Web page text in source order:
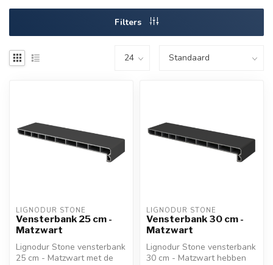
Filters
LIGNODUR STONE
Vensterbank 25 cm -
Matzwart
Lignodur Stone vensterbank
25 cm - Matzwart met de
LIGNODUR STONE
Vensterbank 30 cm -
Matzwart
Lignodur Stone vensterbank
30 cm - Matzwart hebben